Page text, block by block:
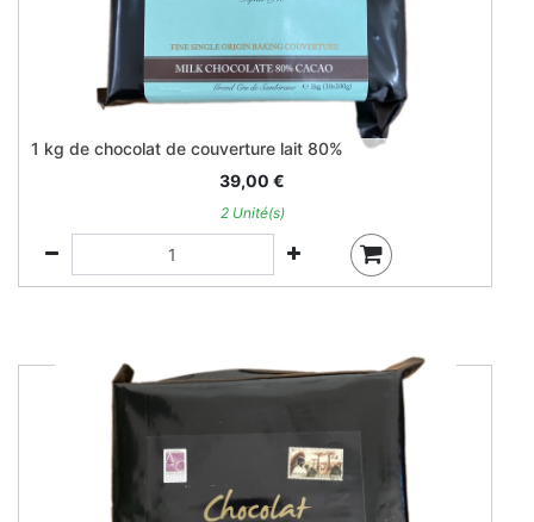
1 kg de chocolat de couverture lait 80%
39,00 €
2 Unité(s)